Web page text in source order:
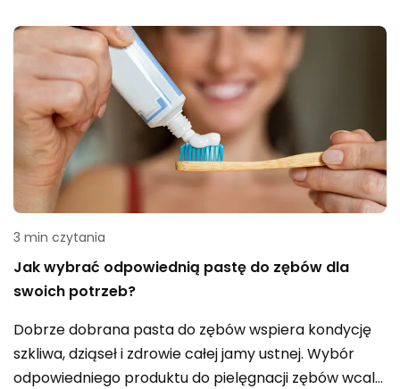
3 min czytania
Jak wybrać odpowiednią pastę do zębów dla
swoich potrzeb?
Dobrze dobrana pasta do zębów wspiera kondycję
szkliwa, dziąseł i zdrowie całej jamy ustnej. Wybór
odpowiedniego produktu do pielęgnacji zębów wcale